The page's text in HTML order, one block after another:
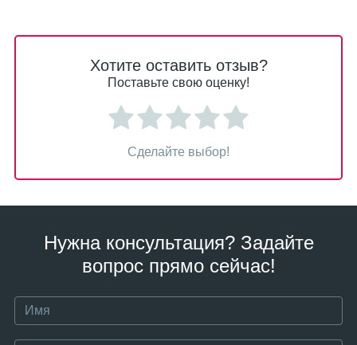
Хотите оставить отзыв?
Поставьте свою оценку!
Сделайте выбор!
Нужна консультация? Задайте
вопрос прямо сейчас!